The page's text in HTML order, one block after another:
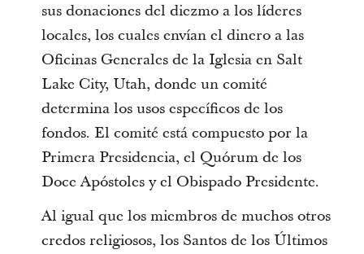
sus donaciones del diezmo a los líderes
locales, los cuales envían el dinero a las
Oficinas Generales de la Iglesia en Salt
Lake City, Utah, donde un comité
determina los usos específicos de los
fondos. El comité está compuesto por la
Primera Presidencia, el Quórum de los
Doce Apóstoles y el Obispado Presidente.
Al igual que los miembros de muchos otros
credos religiosos, los Santos de los Últimos